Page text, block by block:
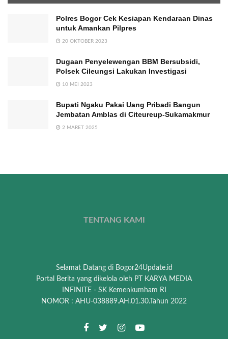
Polres Bogor Cek Kesiapan Kendaraan Dinas
untuk Amankan Pilpres
20 OKTOBER 2023
Dugaan Penyelewengan BBM Bersubsidi,
Polsek Cileungsi Lakukan Investigasi
10 MEI 2023
Bupati Ngaku Pakai Uang Pribadi Bangun
Jembatan Amblas di Citeureup-Sukamakmur
2 MARET 2025
TENTANG KAMI
Selamat Datang di Bogor24Update.id
Portal Berita yang dikelola oleh PT KARYA MEDIA
INFINITE - SK Kemenkumham RI
NOMOR : AHU-038889.AH.01.30.Tahun 2022